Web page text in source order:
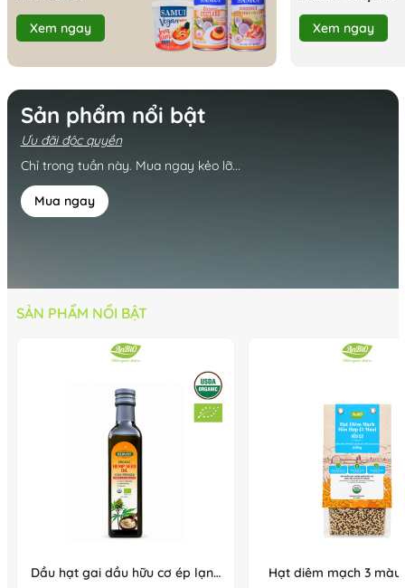
Xem ngay Xem ngay
Sản phẩm nổi bật
Ưu đãi độc quyền
Chỉ trong tuần này. Mua ngay kẻo lỡ...
Mua ngay
SẢN PHẨM NỔI BẬT
Dầu hạt gai dầu hữu cơ ép lạnh
Hạt diêm mạch 3 màu